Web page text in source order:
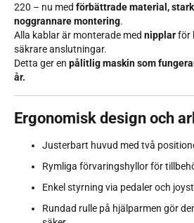
220 – nu med förbättrade material,
noggrannare montering.
Alla kablar är monterade med nipplarför
säkrare anslutningar.
Detta ger en pålitlig maskin som
år.
Ergonomisk design och
Justerbart huvud med två
Rymliga förvaringshyllor för
Enkel styrning via pedaler och
Rundad rulle på hjälparmen gör